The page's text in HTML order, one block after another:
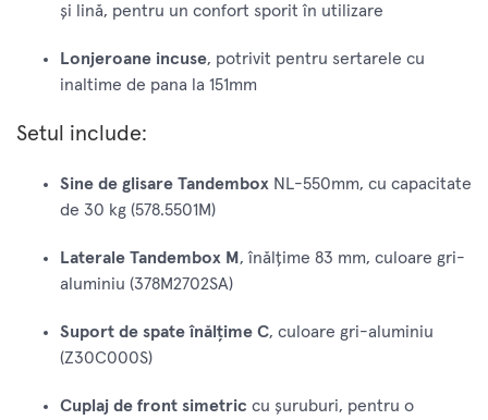
și lină, pentru un confort sporit în utilizare
Lonjeroane incuse, potrivit pentru sertarele cu
inaltime de pana la 151mm
Setul include:
Sine de glisare Tandembox NL-550mm, cu capacitate
de 30 kg (578.5501M)
Laterale Tandembox M , înălțime 83 mm, culoare gri-
aluminiu (378M2702SA)
Suport de spate înălțime C, culoare gri-aluminiu
(Z30C000S)
Cuplaj de front simetric cu șuruburi, pentru o